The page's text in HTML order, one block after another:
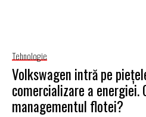
Tehnologie
Volkswagen intră pe
comercializare a energiei.
managementul flotei?